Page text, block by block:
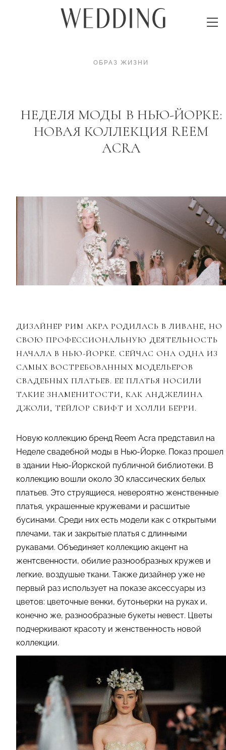
ОБРАЗ ЖИЗНИ
НЕДЕЛЯ МОДЫ В НЬЮ-ЙОРКЕ:
НОВАЯ КОЛЛЕКЦИЯ REEM
ACRA
ДИЗАЙНЕР РИМ АКРА РОДИЛАСЬ В ЛИВАНЕ, НО
СВОЮ ПРОФЕССИОНАЛЬНУЮ ДЕЯТЕЛЬНОСТЬ
НАЧАЛА В НЬЮ-ЙОРКЕ. СЕЙЧАС ОНА ОДНА ИЗ
САМЫХ ВОСТРЕБОВАННЫХ МОДЕЛЬЕРОВ
СВАДЕБНЫХ ПЛАТЬЕВ. ЕЕ ПЛАТЬЯ НОСИЛИ
ТАКИЕ ЗНАМЕНИТОСТИ, КАК АНДЖЕЛИНА
ДЖОЛИ, ТЕЙЛОР СВИФТ И ХОЛЛИ БЕРРИ.
Новую коллекцию бренд Reem Acra представил на
Неделе свадебной моды в Нью-Йорке. Показ прошел
в здании Нью-Йоркской публичной библиотеки. В
коллекцию вошли около 30 классических белых
платьев. Это струящиеся, невероятно женственные
платья, украшенные кружевами и расшитые
бусинами. Среди них есть модели как с открытыми
плечами, так и закрытые платья с длинными
рукавами. Объединяет коллекцию акцент на
жентсвенности, обилие разнообразных кружев и
легкие, воздушые ткани. Также дизайнер уже не
первый раз использует на показе аксессуары из
цветов: цветочные венки, бутоньерки на руках и,
конечно же, разнообразные букеты невест. Цветы
подчеркивают красоту и женственность новой
коллекции.